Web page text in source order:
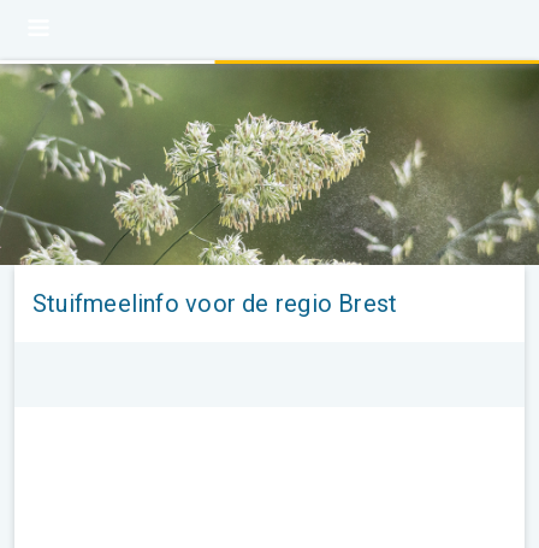
Stuifmeelinfo voor de regio Brest